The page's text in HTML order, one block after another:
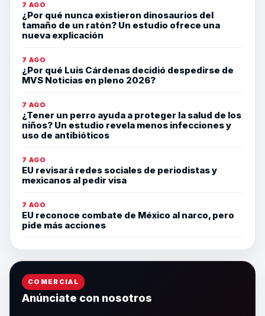
7 AGO
¿Por qué nunca existieron dinosaurios del
tamaño de un ratón? Un estudio ofrece una
nueva explicación
7 AGO
¿Por qué Luis Cárdenas decidió despedirse de
MVS Noticias en pleno 2026?
7 AGO
¿Tener un perro ayuda a proteger la salud de los
niños? Un estudio revela menos infecciones y
uso de antibióticos
7 AGO
EU revisará redes sociales de periodistas y
mexicanos al pedir visa
7 AGO
EU reconoce combate de México al narco, pero
pide más acciones
COMERCIAL
Anúnciate con nosotros